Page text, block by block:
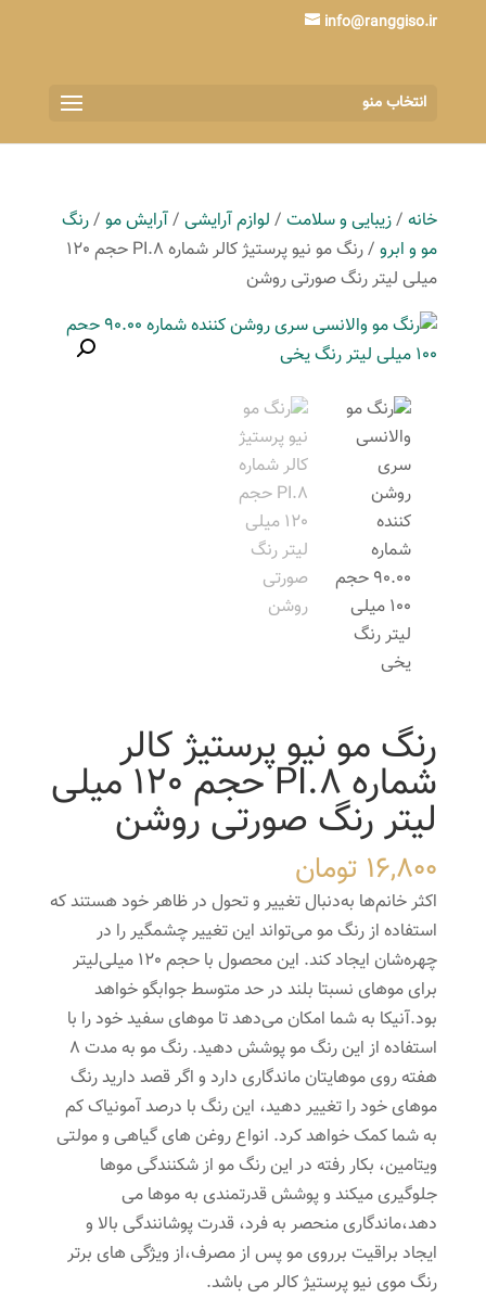
info@ranggiso.ir
انتخاب منو
خانه/زیبایی و سلامت/ لوازم آرایشی/آرایش مو/رنگ
مو و ابرو
/ رنگ مو نیو پرستیژ کالر شماره PI.8 حجم 120
میلی لیتر رنگ صورتی روشن
رنگ مو نیو پرستیژ کالر
شماره PI.8 حجم 120 میلی
لیتر رنگ صورتی روشن
16,800 تومان
اکثر خانم‌ها به‌دنبال تغییر و تحول در ظاهر خود هستند که
استفاده از رنگ مو می‌تواند این تغییر چشمگیر را در
چهره‌شان ایجاد کند. این محصول با حجم 120 میلی‌لیتر
برای موهای نسبتا بلند در حد متوسط جوابگو خواهد
بود.آنیکا به شما امکان می‌دهد تا موهای سفید خود را با
استفاده از این رنگ مو پوشش دهید. رنگ مو به مدت 8
هفته روی موهایتان ماندگاری دارد و اگر قصد دارید رنگ
موهای خود را تغییر دهید، این رنگ با درصد آمونیاک کم
به شما کمک خواهد کرد. انواع روغن های گیاهی و مولتی
ویتامین، بکار رفته در این رنگ مو از شکنندگی موها
جلوگیری میکند و پوشش قدرتمندی به موها می
دهد،ماندگاری منحصر به فرد، قدرت پوشانندگی بالا و
ایجاد براقیت برروی مو پس از مصرف،از ویژگی های برتر
رنگ موی نیو پرستیژ کالر می باشد.